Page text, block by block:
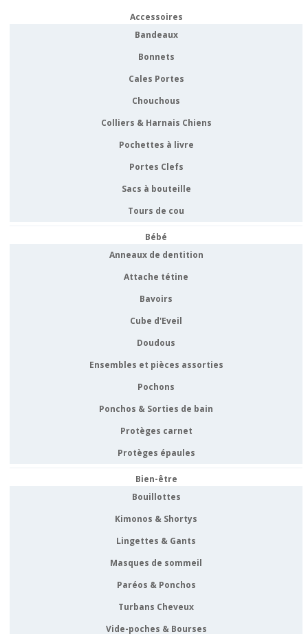
Accessoires
Bandeaux
Bonnets
Cales Portes
Chouchous
Colliers & Harnais Chiens
Pochettes à livre
Portes Clefs
Sacs à bouteille
Tours de cou
Bébé
Anneaux de dentition
Attache tétine
Bavoirs
Cube d'Eveil
Doudous
Ensembles et pièces assorties
Pochons
Ponchos & Sorties de bain
Protèges carnet
Protèges épaules
Bien-être
Bouillottes
Kimonos & Shortys
Lingettes & Gants
Masques de sommeil
Paréos & Ponchos
Turbans Cheveux
Vide-poches & Bourses